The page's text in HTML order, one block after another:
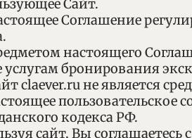
Сайт.
Соглашение
настоящего
услугам бронирования
claever.ru не является
пользовательское
кодекса РФ.
сайт, Вы